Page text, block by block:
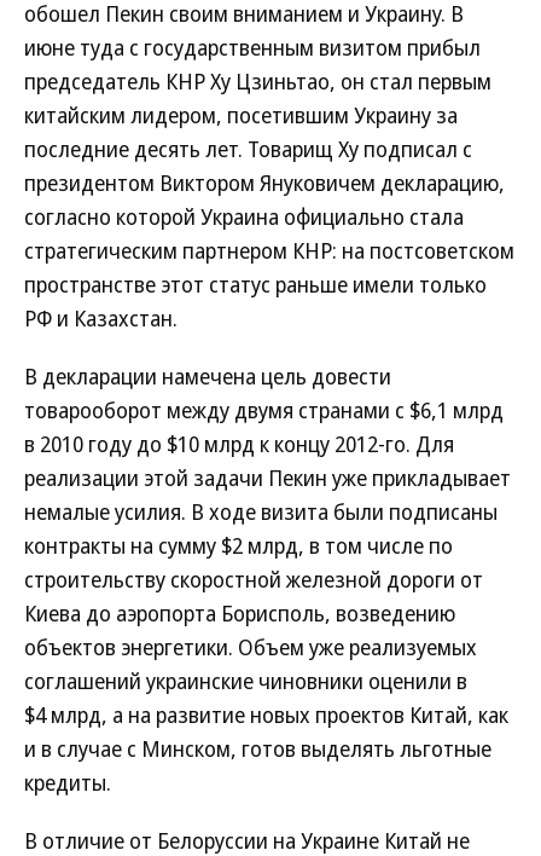
обошел Пекин своим вниманием и Украину. В
июне туда с государственным визитом прибыл
председатель КНР Ху Цзиньтао, он стал первым
китайским лидером, посетившим Украину за
последние десять лет. Товарищ Ху подписал с
президентом Виктором Януковичем декларацию,
согласно которой Украина официально стала
стратегическим партнером КНР: на постсоветском
пространстве этот статус раньше имели только
РФ и Казахстан.
В декларации намечена цель довести
товарооборот между двумя странами с $6,1 млрд
в 2010 году до $10 млрд к концу 2012-го. Для
реализации этой задачи Пекин уже прикладывает
немалые усилия. В ходе визита были подписаны
контракты на сумму $2 млрд, в том числе по
строительству скоростной железной дороги от
Киева до аэропорта Борисполь, возведению
объектов энергетики. Объем уже реализуемых
соглашений украинские чиновники оценили в
$4 млрд, а на развитие новых проектов Китай, как
и в случае с Минском, готов выделять льготные
кредиты.
В отличие от Белоруссии на Украине Китай не